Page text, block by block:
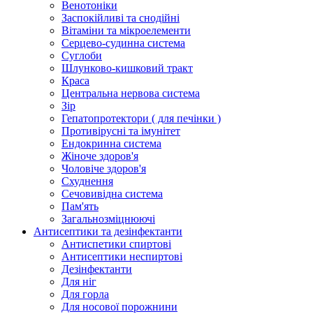
Венотоніки
Заспокійливі та снодійні
Вітаміни та мікроелементи
Серцево-судинна система
Суглоби
Шлунково-кишковий тракт
Краса
Центральна нервова система
Зір
Гепатопротектори ( для печінки )
Противірусні та імунітет
Ендокринна система
Жіноче здоров'я
Чоловіче здоров'я
Схуднення
Сечовивідна система
Пам'ять
Загальнозміцнюючі
Антисептики та дезінфектанти
Антиспетики спиртові
Антисептики неспиртові
Дезінфектанти
Для ніг
Для горла
Для носової порожнини